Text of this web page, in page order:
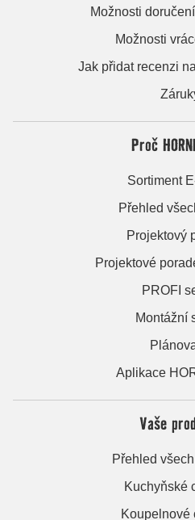
Možnosti
Možnosti
Jak přidat recenzi
Proč
Sortiment
Přehled
Projektový
Projektové
PROFI
Montážní
Aplikace
Vaše
Přehled
Kuchyňské
Koupelnové